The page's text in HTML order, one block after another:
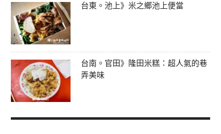
台東。池上》米之鄉池上便當
台南。官田》隆田米糕：超人氣的巷
弄美味